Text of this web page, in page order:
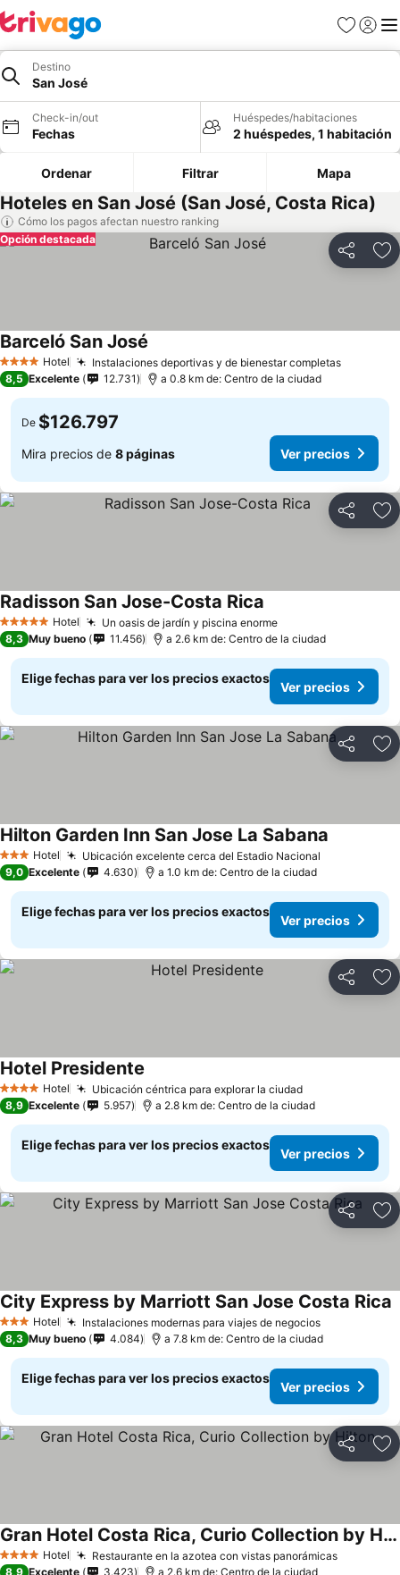
Favoritos
Iniciar
Destino
San José
Check-in/out
Fechas
Huéspedes/habitaciones
2 huéspedes, 1 habitación
Ordenar Filtrar Mapa
Hoteles en San José (San José, Costa Rica)
Cómo los pagos afectan nuestro ranking
Compartir
Opción destacada
4 EstrellasHotel Instalaciones deportivas y de bienestar completas
Barceló San José
8,5 Excelente 12.731 a 0.8 km de: Centro de la ciudad
De $126.797
Mira precios de 8 páginas Ver precios
Compartir
5 Estrellas Hotel Un oasis de jardín y piscina enorme
Radisson San Jose-Costa Rica
8,3 Muy bueno 11.456 a 2.6 km de: Centro de la ciudad
Elige fechas para ver los precios exactos
Ver precios
Compartir
3 Estrellas
Hotel Ubicación excelente cerca del Estadio Nacional
Hilton Garden Inn San Jose La Sabana
9,0 Excelente 4.630 a 1.0 km de: Centro de la ciudad
Elige fechas para ver los precios exactos
Ver precios
Compartir
4 EstrellasHotel Ubicación céntrica para explorar la ciudad
Hotel Presidente
8,9 Excelente 5.957 a 2.8 km de: Centro de la ciudad
Elige fechas para ver los precios exactos
Ver precios
Compartir
3 Estrellas
Hotel Instalaciones modernas para viajes de negocios
City Express by Marriott San Jose Costa Rica
8,3 Muy bueno 4.084 a 7.8 km de: Centro de la ciudad
Elige fechas para ver los precios exactos
Ver precios
Compartir
4 EstrellasHotel Restaurante en la azotea con vistas panorámicas
Gran Hotel Costa Rica, Curio Collection by Hilton
8,9 Excelente 3.423 a 2.6 km de: Centro de la ciudad